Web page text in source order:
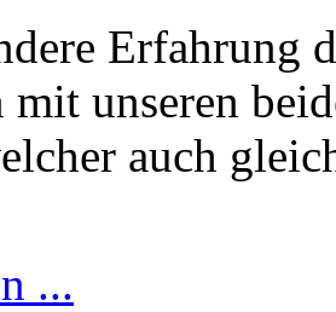
Erfahrung
mit unseren
auch
...